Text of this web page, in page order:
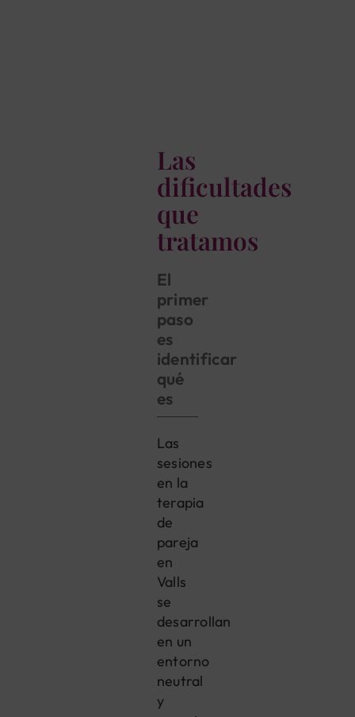
Las
dificultades
que
tratamos
El
primer
paso
es
identificar
qué
es
Las
sesiones
en la
terapia
de
pareja
en
Valls
se
desarrollan
en un
entorno
neutral
y